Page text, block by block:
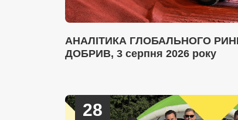
АНАЛІТИКА ГЛОБАЛЬНОГО
ДОБРИВ, 3 серпня 2026 року
28